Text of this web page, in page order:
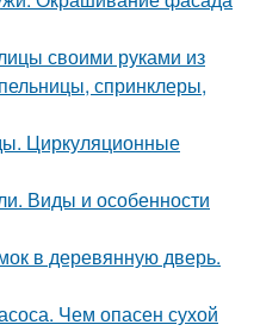
своими руками из
спринклеры,
Циркуляционные
Виды и особенности
в деревянную дверь.
Чем опасен сухой